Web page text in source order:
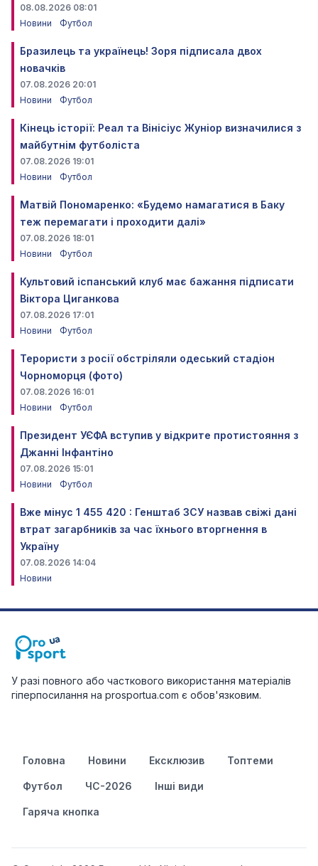
08.08.2026 08:01
Новини
Футбол
Бразилець та українець! Зоря підписала двох
новачків
07.08.2026 20:01
Новини
Футбол
Кінець історії: Реал та Вінісіус Жуніор визначилися з
майбутнім футболіста
07.08.2026 19:01
Новини
Футбол
Матвій Пономаренко: «Будемо намагатися в Баку
теж перемагати і проходити далі»
07.08.2026 18:01
Новини
Футбол
Культовий іспанський клуб має бажання підписати
Віктора Циганкова
07.08.2026 17:01
Новини
Футбол
Терористи з росії обстріляли одеський стадіон
Чорноморця (фото)
07.08.2026 16:01
Новини
Футбол
Президент УЄФА вступив у відкрите протистояння з
Джанні Інфантіно
07.08.2026 15:01
Новини
Футбол
Вже мінус 1 455 420 : Генштаб ЗСУ назвав свіжі дані
втрат загарбників за час їхнього вторгнення в
Україну
07.08.2026 14:04
Новини
У разі повного або часткового використання матеріалів
гіперпосилання на prosportua.com є обов'язковим.
Головна Новини Ексклюзив Топтеми
Футбол ЧС-2026 Інші види
Гаряча кнопка